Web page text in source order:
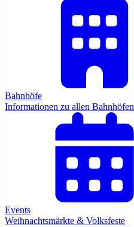
Bahnhöfe
Informationen zu allen Bahnhöfen
Events
Weihnachtsmärkte & Volksfeste